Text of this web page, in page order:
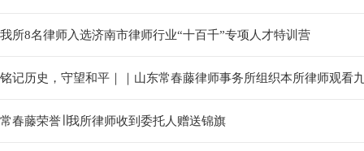
我所8名律师入选济南市律师行业“十百千”专项人才特训营
铭记历史，守望和平｜｜山东常春藤律师事务所组织本所律师观看
常春藤荣誉∣∣我所律师收到委托人赠送锦旗